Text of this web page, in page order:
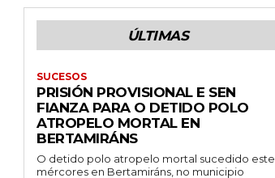
ÚLTIMAS
SUCESOS
PRISIÓN PROVISIONAL E SEN
FIANZA PARA O DETIDO POLO
ATROPELO MORTAL EN
BERTAMIRÁNS
O detido polo atropelo mortal sucedido este
mércores en Bertamiráns, no municipio